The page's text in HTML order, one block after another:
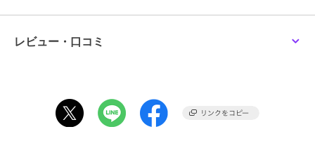
>>無料ギフトサービスについての詳細はこちら
ブランド
商品カテゴリ バッグ ／ トートバッグ
性別タイプ
レディース
レビュー・口コミ